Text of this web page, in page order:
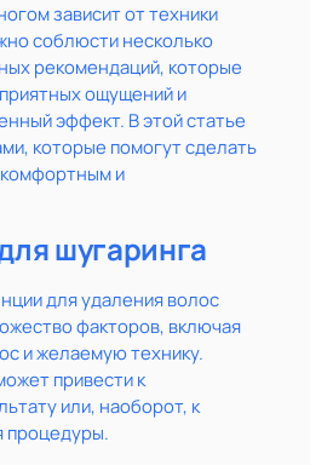
зависит от техники
соблюсти несколько
рекомендаций, которые
ощущений и
эффект. В этой статье
которые помогут сделать
и
шугаринга
для удаления волос
факторов, включая
и желаемую технику.
привести к
или, наоборот, к
процедуры.